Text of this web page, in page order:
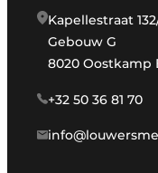
Kapellestraat
Gebouw G
8020 Oostkamp
+32 50 36 81 70